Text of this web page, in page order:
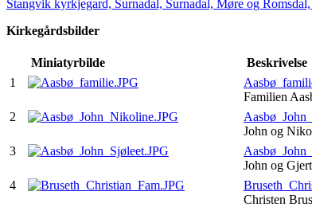
Stangvik kyrkjegard, Surnadal, Surnadal, Møre og
Kirkegårdsbilder
Miniatyrbilde
Beskrivelse
1
Familien
2
John og
3
John og
4
Christen